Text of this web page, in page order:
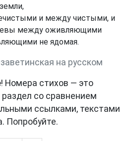
и между чистыми, и
между оживляющими
не ядомая.
на русском
! Номера стихов — это
со сравнением
ссылками, текстами
Попробуйте.